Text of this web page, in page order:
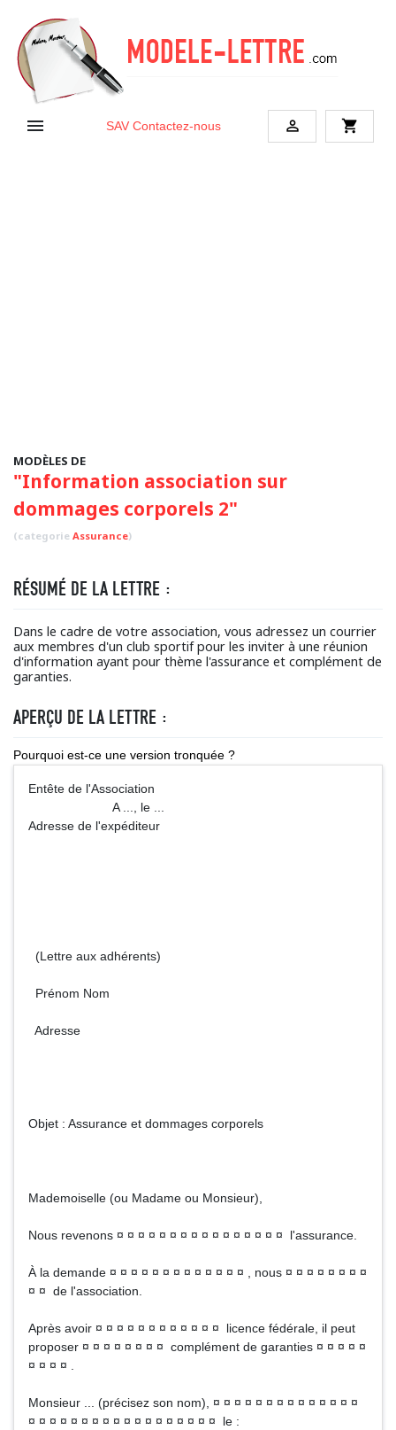
 SAV Contactez-nous  shopping_cart
MODÈLES DE
"Information association sur
dommages corporels 2"
(categorie Assurance)
RÉSUMÉ DE LA LETTRE :
Dans le cadre de votre association, vous adressez un courrier
aux membres d'un club sportif pour les inviter à une réunion
d'information ayant pour thème l'assurance et complément de
garanties.
APERÇU DE LA LETTRE :
Pourquoi est-ce une version tronquée ?
Entête de l'Association
A ..., le ...
Adresse de l'expéditeur
(Lettre aux adhérents)
Prénom Nom
Adresse
Objet : Assurance et dommages corporels
Mademoiselle (ou Madame ou Monsieur),
Nous revenons ¤ ¤ ¤ ¤ ¤ ¤ ¤ ¤ ¤ ¤ ¤ ¤ ¤ ¤ ¤ ¤ l'assurance.
À la demande ¤ ¤ ¤ ¤ ¤ ¤ ¤ ¤ ¤ ¤ ¤ ¤ ¤ , nous ¤ ¤ ¤ ¤ ¤ ¤ ¤ ¤
¤ ¤ de l'association.
Après avoir ¤ ¤ ¤ ¤ ¤ ¤ ¤ ¤ ¤ ¤ ¤ ¤ licence fédérale, il peut
proposer ¤ ¤ ¤ ¤ ¤ ¤ ¤ ¤ complément de garanties ¤ ¤ ¤ ¤ ¤
¤ ¤ ¤ ¤ .
Monsieur ... (précisez son nom), ¤ ¤ ¤ ¤ ¤ ¤ ¤ ¤ ¤ ¤ ¤ ¤ ¤ ¤
¤ ¤ ¤ ¤ ¤ ¤ ¤ ¤ ¤ ¤ ¤ ¤ ¤ ¤ ¤ ¤ ¤ ¤ le :